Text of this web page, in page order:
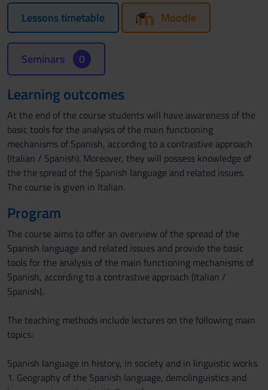
Lessons timetable Moodle
Seminars 0
Learning outcomes
At the end of the course students will have awareness of the
basic tools for the analysis of the main functioning
mechanisms of Spanish, according to a contrastive approach
(Italian / Spanish). Moreover, they will possess knowledge of
the the spread of the Spanish language and related issues.
The course is given in Italian.
Program
The course aims to offer an overview of the spread of the
Spanish language and related issues and provide the basic
tools for the analysis of the main functioning mechanisms of
Spanish, according to a contrastive approach (Italian /
Spanish).
The teaching methods include lectures on the following main
topics:
Spanish language in history, in society and in linguistic works
1. Geography of the Spanish language, demolinguistics and